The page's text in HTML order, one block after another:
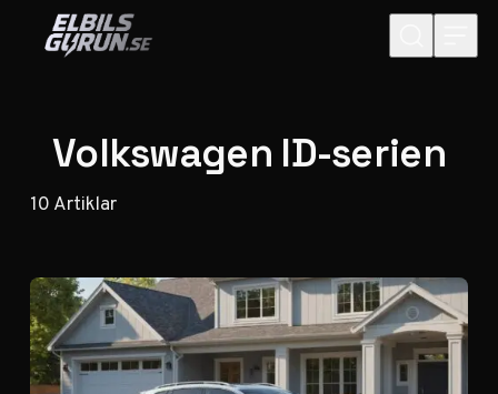
Hoppa till innehåll
Volkswagen ID-serien
10Artiklar